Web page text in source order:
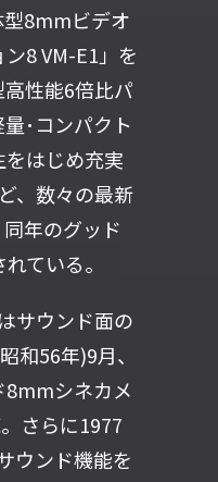
8mmビデオ
8 VM-E1」を
性能6倍比パ
･コンパクト
はじめ充実
、数々の最新
年のグッド
ている。
サウンド面の
和56年)9月、
8mmシネカメ
さらに1977
ウンド機能を